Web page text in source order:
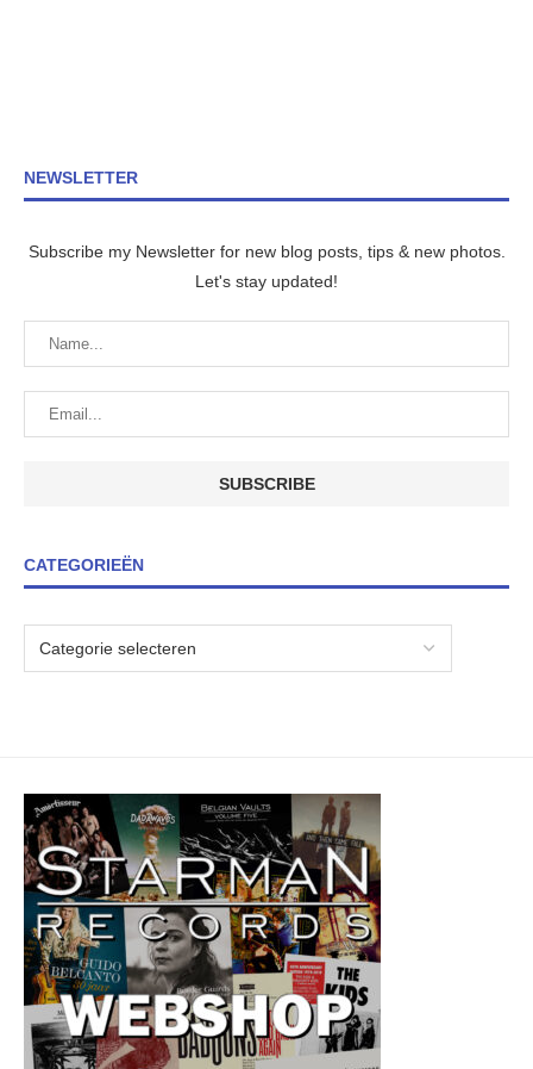
NEWSLETTER
Subscribe my Newsletter for new blog posts, tips & new photos.
Let's stay updated!
CATEGORIEËN